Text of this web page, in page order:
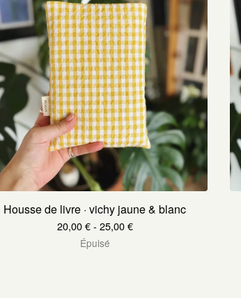
Housse de livre · vichy jaune & blanc
20,00€- 25,00€
Épuisé